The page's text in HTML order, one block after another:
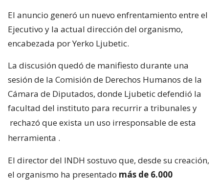
El anuncio generó un nuevo enfrentamiento entre el
Ejecutivo y la actual dirección del organismo,
encabezada por Yerko Ljubetic.
La discusión quedó de manifiesto durante una
sesión de la Comisión de Derechos Humanos de la
Cámara de Diputados, donde Ljubetic defendió la
facultad del instituto para recurrir a tribunales y
rechazó que exista un uso irresponsable de esta
herramienta .
El director del INDH sostuvo que, desde su creación,
el organismo ha presentado más de 6.000